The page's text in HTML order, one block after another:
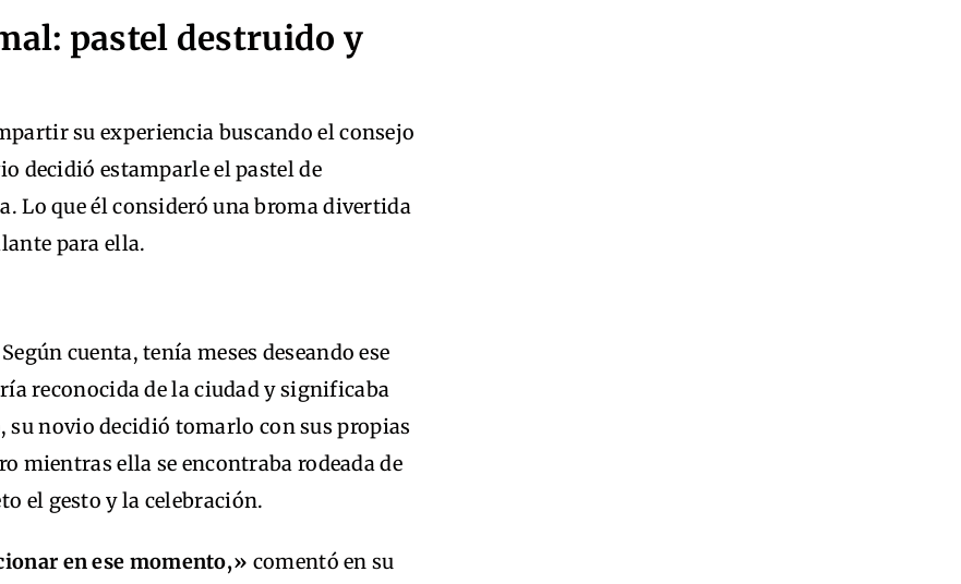
pastel destruido y
su experiencia buscando el consejo
decidió estamparle el pastel de
Lo que él consideró una broma divertida
para ella.
cuenta, tenía meses deseando ese
reconocida de la ciudad y significaba
novio decidió tomarlo con sus propias
mientras ella se encontraba rodeada de
el gesto y la celebración.
en ese momento,» comentó en su